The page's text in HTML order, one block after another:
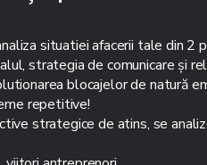
situatiei afacerii tale din 2
strategia de comunicare și
blocajelor de natură
repetitive!
strategice de atins, se